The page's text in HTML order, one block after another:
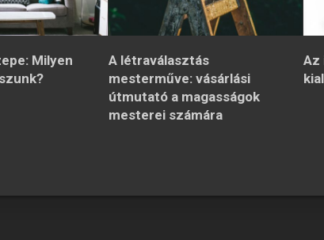
Milyen
A létraválasztás
mesterműve: vásárlási
útmutató a magasságok
mesterei számára
Az